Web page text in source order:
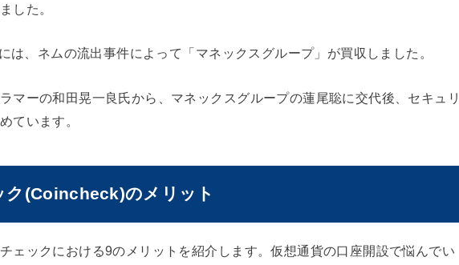
した。
は、ネムの流出事件によって「マネックスグループ」が買収しました。
マーの和田晃一良氏から、マネックスグループの蓮尾聡に交代後、セキュリ
ています。
ク(Coincheck)のメリット
ェックにおける9のメリットを紹介します。仮想通貨の口座開設で悩んでい